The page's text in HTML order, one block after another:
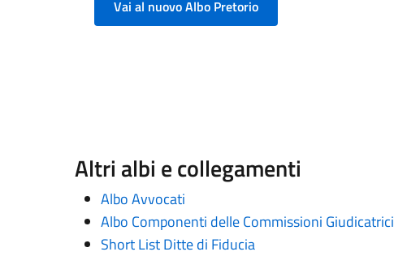
Vai al nuovo Albo Pretorio
Altri albi e collegamenti
Albo Avvocati
Albo Componenti delle Commissioni Giudicatrici
Short List Ditte di Fiducia